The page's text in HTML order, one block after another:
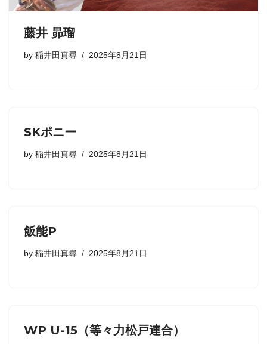
藤井 昴瑠
by 稲井田真尋 2025年8月21日
SKポニー
by 稲井田真尋 2025年8月21日
飯能P
by 稲井田真尋 2025年8月21日
WP U-15（等々力松戸連合）